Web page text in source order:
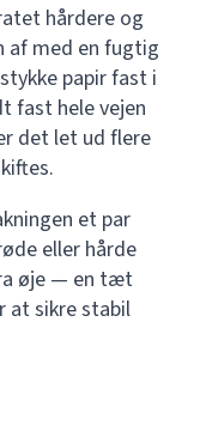
hårdere og
af med en fugtig
papir fast i
fast hele vejen
det let ud flere
et par
eller hårde
øje — en tæt
at sikre stabil